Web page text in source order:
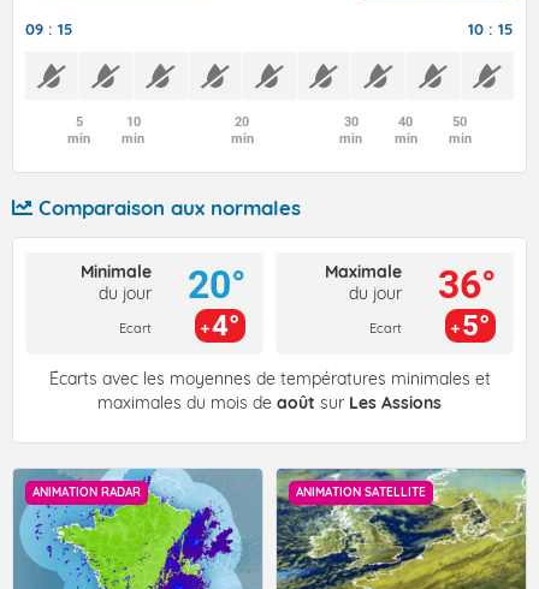
09 : 15 10 : 15
5
min
10
min
20
min
30
min
40
min
50
min
Comparaison aux normales
Minimale
du jour
Ecart
20°
4°
Maximale
du jour
Ecart
36°
5°
Écarts avec les moyennes de températures minimales et
maximales du mois de août sur Les Assions
ANIMATION RADAR ANIMATION SATELLITE